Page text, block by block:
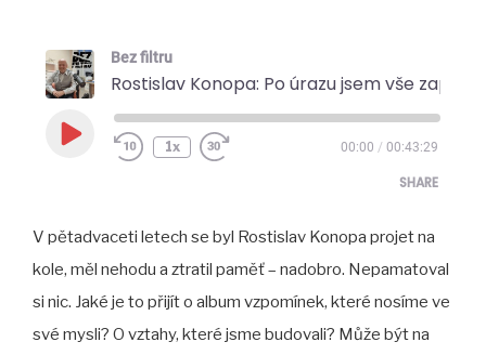
Bez filtru
Play
Episode
1x 00:00 / 00:43:29
SHARE
SHARE
EMBED
V pětadvaceti letech se byl Rostislav Konopa projet na
kole, měl nehodu a ztratil paměť – nadobro. Nepamatoval
si nic. Jaké je to přijít o album vzpomínek, které nosíme ve
své mysli? O vztahy, které jsme budovali? Může být na